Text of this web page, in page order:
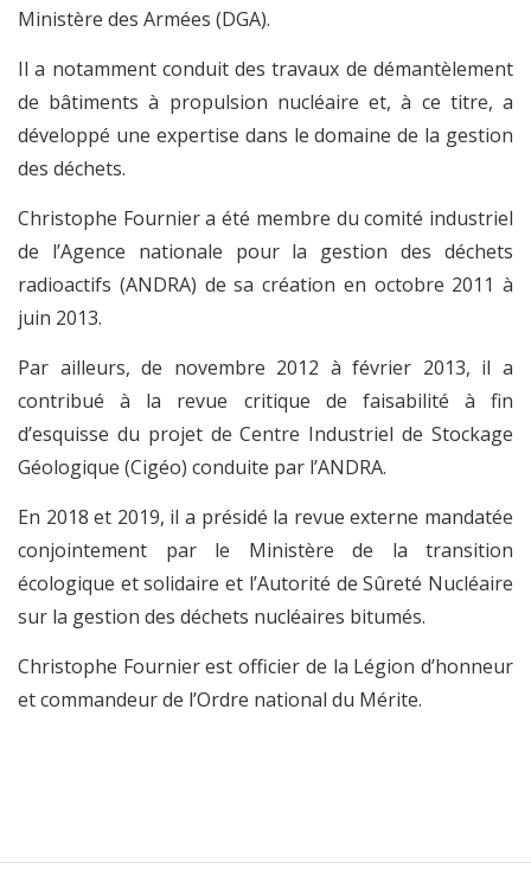
Ministère des Armées (DGA).
Il a notamment conduit des travaux de démantèlement
de bâtiments à propulsion nucléaire et, à ce titre, a
développé une expertise dans le domaine de la gestion
des déchets.
Christophe Fournier a été membre du comité industriel
de l’Agence nationale pour la gestion des déchets
radioactifs (ANDRA) de sa création en octobre 2011 à
juin 2013.
Par ailleurs, de novembre 2012 à février 2013, il a
contribué à la revue critique de faisabilité à fin
d’esquisse du projet de Centre Industriel de Stockage
Géologique (Cigéo) conduite par l’ANDRA.
En 2018 et 2019, il a présidé la revue externe mandatée
conjointement par le Ministère de la transition
écologique et solidaire et l’Autorité de Sûreté Nucléaire
sur la gestion des déchets nucléaires bitumés.
Christophe Fournier est officier de la Légion d’honneur
et commandeur de l’Ordre national du Mérite.